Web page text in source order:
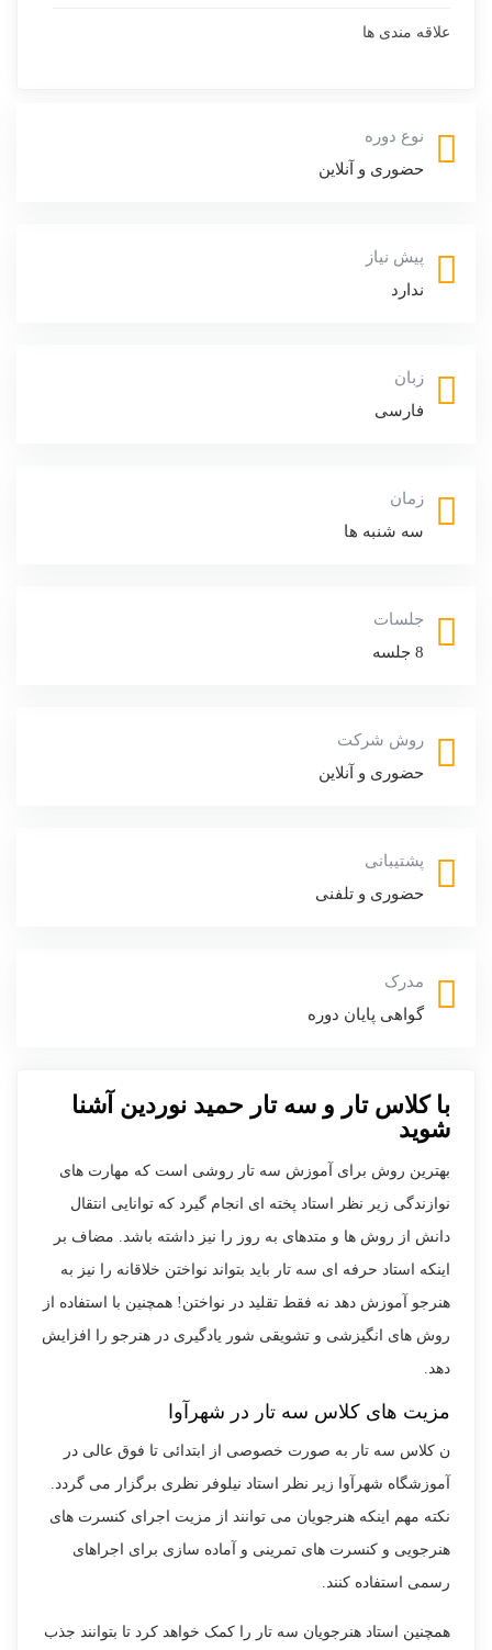
علاقه مندی ها
نوع دوره
حضوری و آنلاین
پیش نیاز
ندارد
زبان
فارسی
زمان
سه شنبه ها
جلسات
8 جلسه
روش شرکت
حضوری و آنلاین
پشتیبانی
حضوری و تلفنی
مدرک
گواهی پایان دوره
با کلاس تار و سه تار حمید نوردین آشنا
شوید
بهترین روش برای آموزش سه تار روشی است که مهارت های
نوازندگی زیر نظر استاد پخته ای انجام گیرد که توانایی انتقال
دانش از روش ها و متدهای به روز را نیز داشته باشد. مضاف بر
اینکه استاد حرفه ای سه تار باید بتواند نواختن خلاقانه را نیز به
هنرجو آموزش دهد نه فقط تقلید در نواختن! همچنین با استفاده از
روش های انگیزشی و تشویقی شور یادگیری در هنرجو را افزایش
دهد.
مزیت های کلاس سه تار در شهرآوا
ن کلاس سه تار به صورت خصوصی از ابتدائی تا فوق عالی در
آموزشگاه شهرآوا زیر نظر استاد نیلوفر نظری برگزار می گردد.
نکته مهم اینکه هنرجویان می توانند از مزیت اجرای کنسرت های
هنرجویی و کنسرت های تمرینی و آماده سازی برای اجراهای
رسمی استفاده کنند.
همچنین استاد هنرجویان سه تار را کمک خواهد کرد تا بتوانند جذب